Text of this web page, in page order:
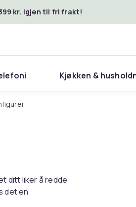
kr. igjen til fri frakt!
Kjøkken &
ditt liker å redde
det en